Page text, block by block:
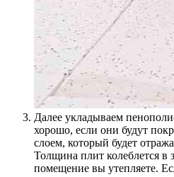
Далее укладываем
хорошо, если они будут
слоем, который будет
Толщина плит колеблется в
помещение вы утепляете.